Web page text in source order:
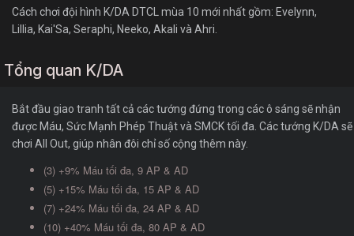
Cách chơi đội hình K/DA DTCL mùa 10 mới nhất gồm: Evelynn,
Lillia, Kai'Sa, Seraphi, Neeko, Akali và Ahri.
Tổng quan K/DA
Bắt đầu giao tranh tất cả các tướng đứng trong các ô sáng sẽ nhận
được Máu, Sức Mạnh Phép Thuật và SMCK tối đa. Các tướng K/DA sẽ
chơi All Out, giúp nhân đôi chỉ số cộng thêm này.
(3) +9% Máu tối đa, 9 AP & AD
(5) +15% Máu tối đa, 15 AP & AD
(7) +24% Máu tối đa, 24 AP & AD
(10) +40% Máu tối đa, 80 AP & AD